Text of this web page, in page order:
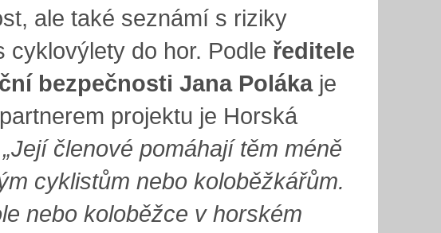
ale také seznámí s riziky
cyklovýlety do hor. Podle ředitele
bezpečnosti Jana Polákaje
projektu je Horská
„Její členové pomáhají těm méně
cyklistům nebo koloběžkářům.
nebo koloběžce v horském